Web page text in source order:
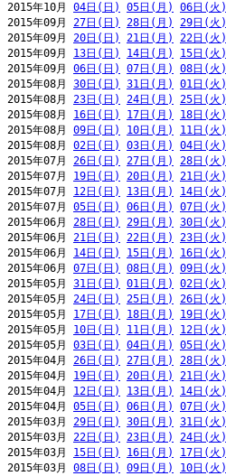
2015年10月 04日(日) 05日(月) 06日(火)
2015年09月 27日(日) 28日(月) 29日(火)
2015年09月 20日(日) 21日(月) 22日(火)
2015年09月 13日(日) 14日(月) 15日(火)
2015年09月 06日(日) 07日(月) 08日(火)
2015年08月 30日(日) 31日(月) 01日(火)
2015年08月 23日(日) 24日(月) 25日(火)
2015年08月 16日(日) 17日(月) 18日(火)
2015年08月 09日(日) 10日(月) 11日(火)
2015年08月 02日(日) 03日(月) 04日(火)
2015年07月 26日(日) 27日(月) 28日(火)
2015年07月 19日(日) 20日(月) 21日(火)
2015年07月 12日(日) 13日(月) 14日(火)
2015年07月 05日(日) 06日(月) 07日(火)
2015年06月 28日(日) 29日(月) 30日(火)
2015年06月 21日(日) 22日(月) 23日(火)
2015年06月 14日(日) 15日(月) 16日(火)
2015年06月 07日(日) 08日(月) 09日(火)
2015年05月 31日(日) 01日(月) 02日(火)
2015年05月 24日(日) 25日(月) 26日(火)
2015年05月 17日(日) 18日(月) 19日(火)
2015年05月 10日(日) 11日(月) 12日(火)
2015年05月 03日(日) 04日(月) 05日(火)
2015年04月 26日(日) 27日(月) 28日(火)
2015年04月 19日(日) 20日(月) 21日(火)
2015年04月 12日(日) 13日(月) 14日(火)
2015年04月 05日(日) 06日(月) 07日(火)
2015年03月 29日(日) 30日(月) 31日(火)
2015年03月 22日(日) 23日(月) 24日(火)
2015年03月 15日(日) 16日(月) 17日(火)
2015年03月 08日(日) 09日(月) 10日(火)